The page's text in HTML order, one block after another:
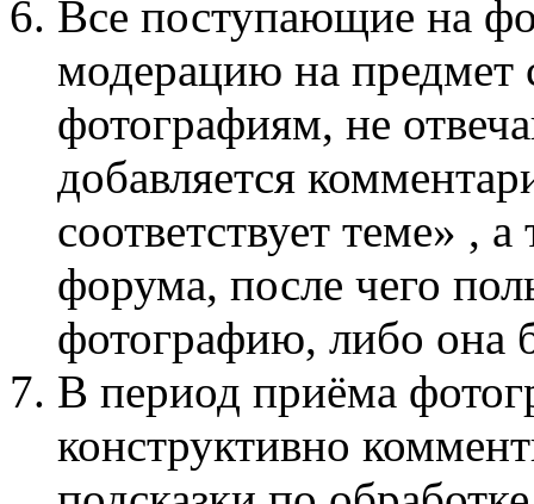
Все поступающие на
модерацию на предмет
фотографиям, не
добавляется
соответствует теме» ,
форума, после чего
фотографию, либо она
В период приёма
конструктивно